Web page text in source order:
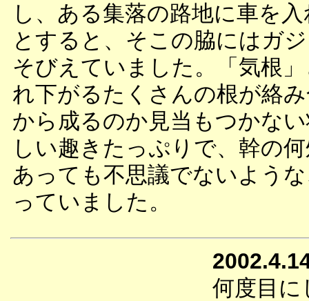
し、ある集落の路地に車を
とすると、そこの脇にはガ
そびえていました。「気根
れ下がるたくさんの根が絡
から成るのか見当もつかな
しい趣きたっぷりで、幹の
あっても不思議でないよう
っていました。
何度目